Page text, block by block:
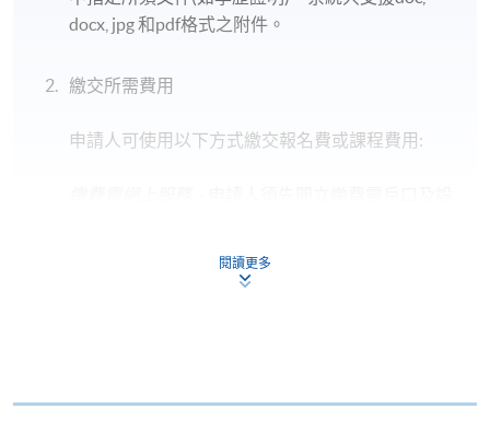
docx, jpg 和pdf格式之附件。
繳交所需費用
申請人可使用以下方式繳交報名費或課程費用:
閱讀更多